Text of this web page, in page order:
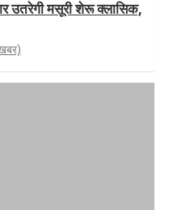
उतरेगी मसूरी शेरू क्लासिक,